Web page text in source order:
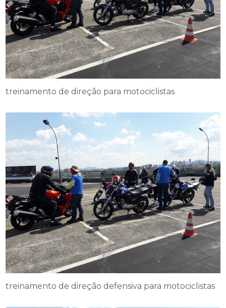
treinamento de direção para motociclistas
treinamento de direção defensiva para motociclistas